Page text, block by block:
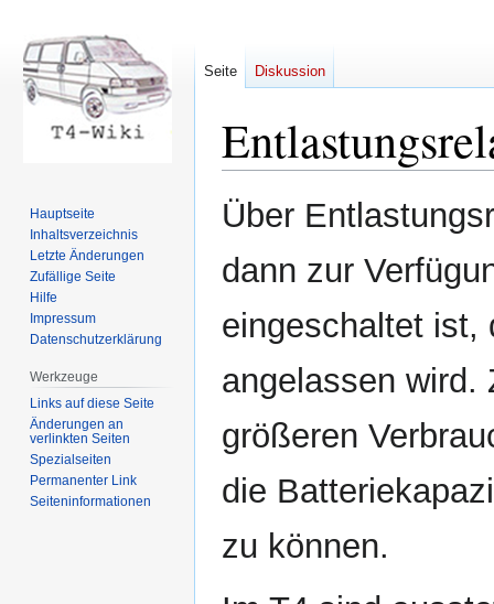
Zur
Navigation
Zur
Suche
Über
dann zur
eingeschaltet ist,
angelassen wird.
größeren
die
zu können.
Seite Diskussion
Hauptseite
Inhaltsverzeichnis
Letzte Änderungen
Zufällige Seite
Hilfe
Impressum
Datenschutzerklärung
Werkzeuge
Links auf diese Seite
Änderungen an
verlinkten Seiten
Spezialseiten
Permanenter Link
Seiten­informationen